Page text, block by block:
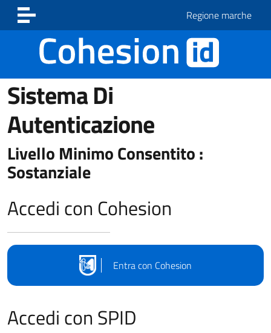
Vai ai contenuti
Vai al footer
Regione marche
Sistema Di
Autenticazione
Livello Minimo Consentito :
Sostanziale
Accedi con Cohesion
Entra con Cohesion
Accedi con SPID